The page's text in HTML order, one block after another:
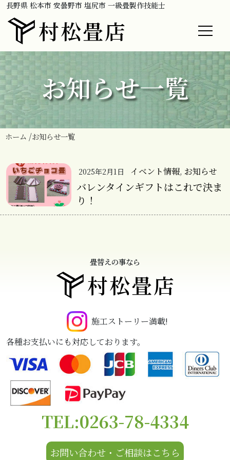
長野県 松本市 安曇野市 塩尻市 一級畳製作技能士
村松畳店
お知らせ一覧
ホーム お知らせ一覧
2025年2月1日 イベント情報, お知らせ
バレンタインギフトはこれで決ま
り！
畳替えの事なら
村松畳店
施工ストーリー満載!
各種お支払いにも対応しております。
TEL:0263-78-4334
お問い合わせ・ご相談はこちら